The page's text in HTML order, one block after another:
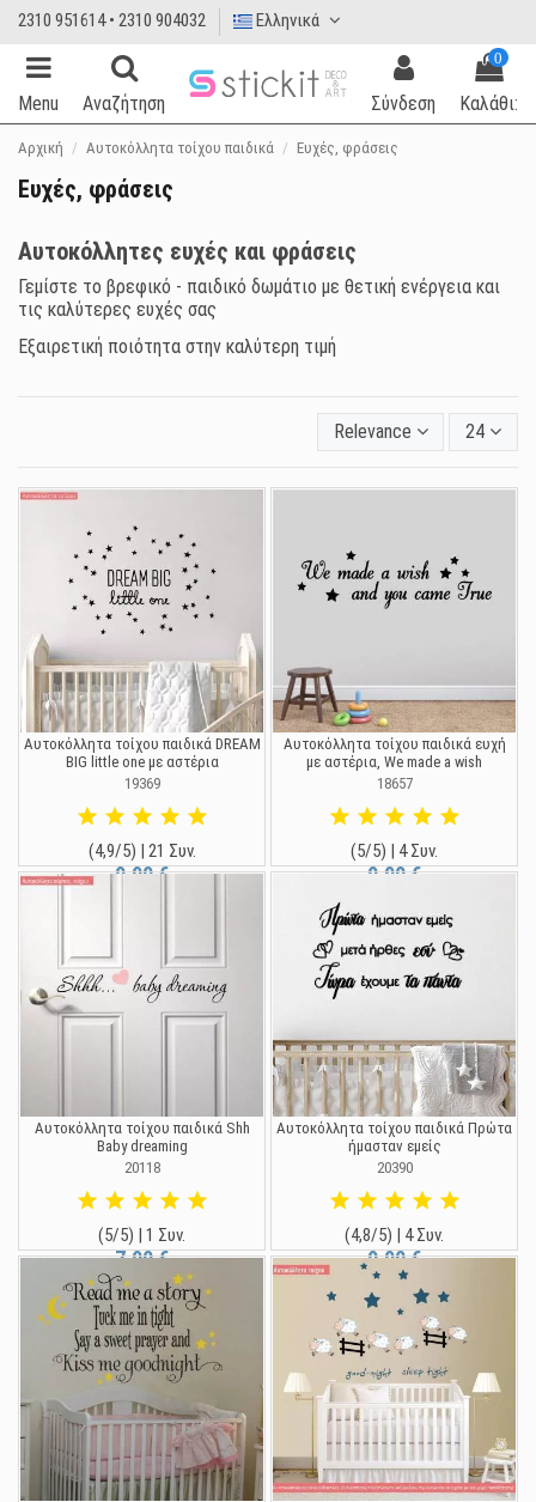
2310 951614 • 2310 904032 Ελληνικά
Menu Αναζήτηση Σύνδεση
0
Καλάθι:
Αρχική Αυτοκόλλητα τοίχου παιδικά Ευχές, φράσεις
Ευχές, φράσεις
Αυτοκόλλητες ευχές και φράσεις
Γεμίστε το βρεφικό - παιδικό δωμάτιο με θετική ενέργεια και
τις καλύτερες ευχές σας
Εξαιρετική ποιότητα στην καλύτερη τιμή
Relevance 24
Αυτοκόλλητα τοίχου παιδικά DREAM
BIG little one με αστέρια
19369
(4,9/5) | 21 Συν.
9,90 €
Αυτοκόλλητα τοίχου παιδικά ευχή
με αστέρια, We made a wish
18657
(5/5) | 4 Συν.
9,90 €
Αυτοκόλλητα τοίχου παιδικά Shh
Baby dreaming
20118
(5/5) | 1 Συν.
7,90 €
Αυτοκόλλητα τοίχου παιδικά Πρώτα
ήμασταν εμείς
20390
(4,8/5) | 4 Συν.
9,90 €